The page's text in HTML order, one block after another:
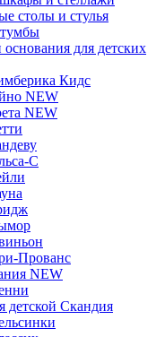
столы и стулья
для детских
Кидс
NEW
NEW
С
Прованс
NEW
детской Скандия